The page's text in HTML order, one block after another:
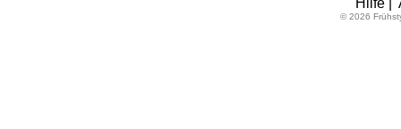
Hilfe|
© 2026